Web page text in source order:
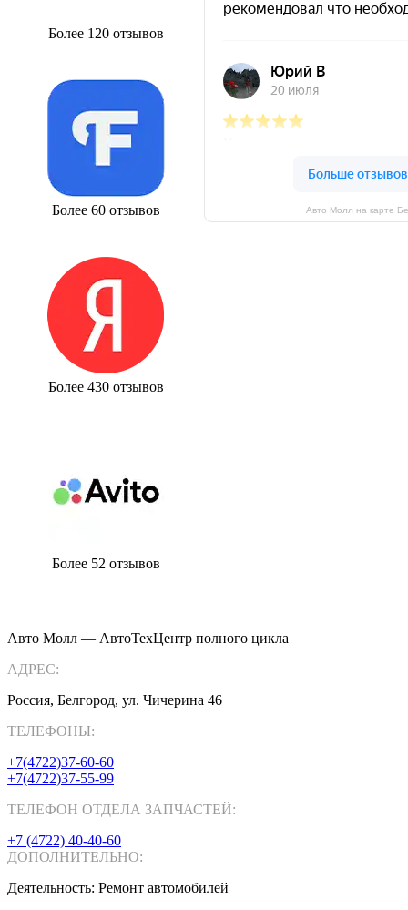
Более 120 отзывов
Более 60 отзывов
Более 430 отзывов
Более 52 отзывов
Авто Молл на карте
Авто Молл — АвтоТехЦентр полного цикла
АДРЕС:
Россия, Белгород, ул. Чичерина 46
ТЕЛЕФОНЫ:
+7(4722)37-60-60
+7(4722)37-55-99
ТЕЛЕФОН ОТДЕЛА ЗАПЧАСТЕЙ:
+7 (4722) 40-40-60
ДОПОЛНИТЕЛЬНО:
Деятельность: Ремонт автомобилей